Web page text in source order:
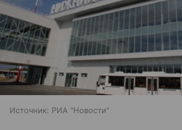
Источник: РИА "Новости"